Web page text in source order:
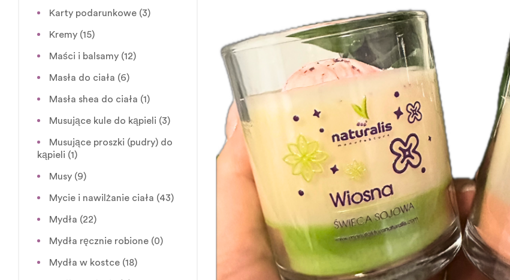
Karty podarunkowe (3)
Kremy (15)
Maści i balsamy (12)
Masła do ciała (6)
Masła shea do ciała (1)
Musujące kule do kąpieli (3)
Musujące proszki (pudry) do
kąpieli (1)
Musy (9)
Mycie i nawilżanie ciała (43)
Mydła (22)
Mydła ręcznie robione (0)
Mydła w kostce (18)